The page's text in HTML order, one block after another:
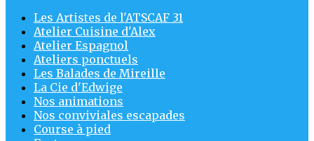
Les Artistes de l'ATSCAF 31
Atelier Cuisine d'Alex
Atelier Espagnol
Ateliers ponctuels
Les Balades de Mireille
La Cie d'Edwige
Nos animations
Nos conviviales escapades
Course à pied